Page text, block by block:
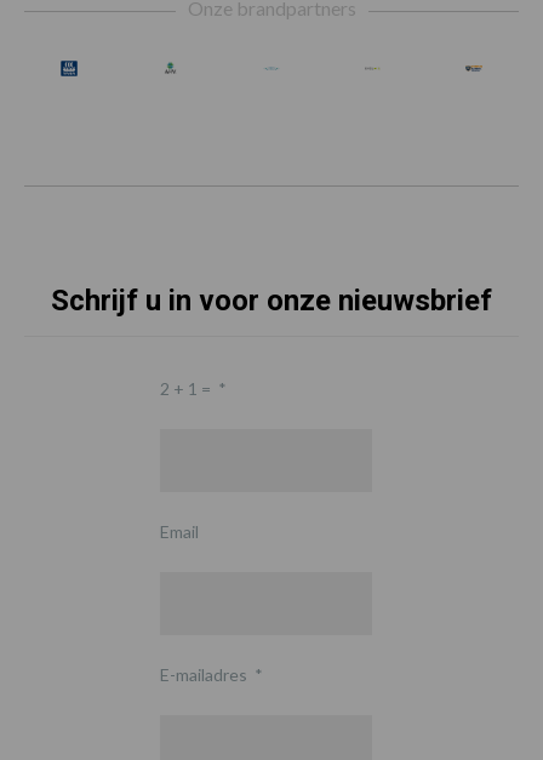
Onze brandpartners
Schrijf u in voor onze nieuwsbrief
2 + 1 = *
Email
E-mailadres *